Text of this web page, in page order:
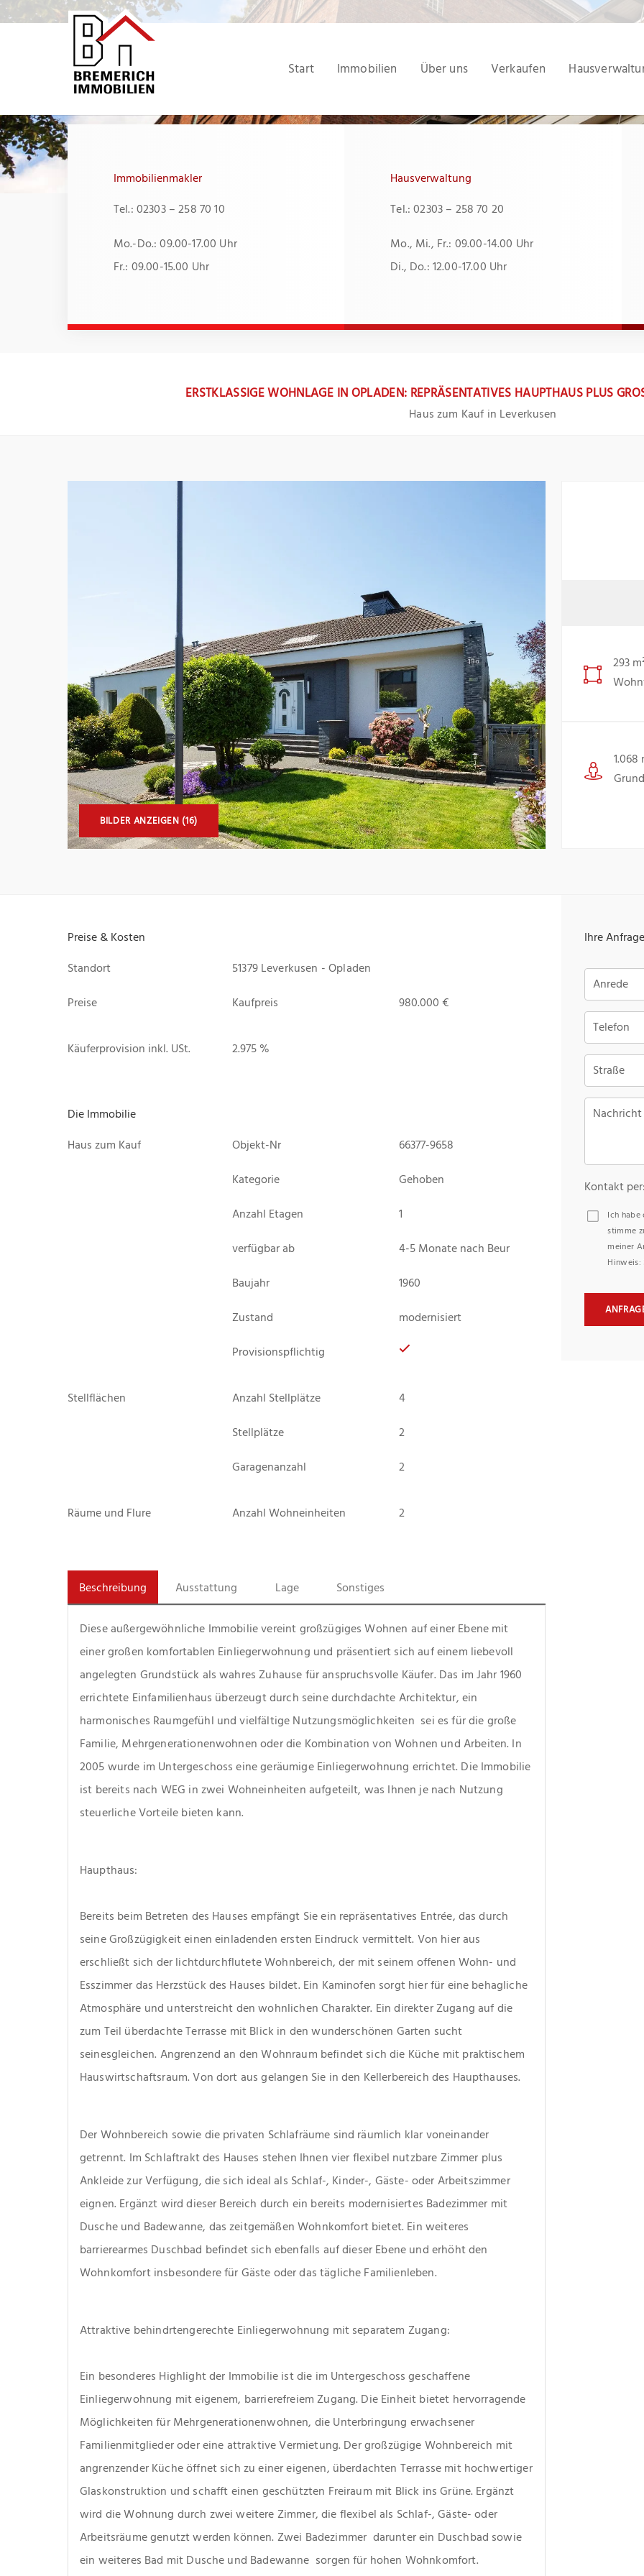
Zum
Start Immobilien Über uns Verkaufen
Immobilienmakler
Tel.: 02303 – 258 70 10
Mo.-Do.: 09.00-17.00 Uhr
Fr.: 09.00-15.00 Uhr
Hausverwaltung
Tel.: 02303 – 258 70 20
Mo., Mi., Fr.: 09.00-14.00 Uhr
Di., Do.: 12.00-17.00 Uhr
ERSTKLASSIGE WOHNLAGE IN OPLADEN: REPRÄSENTATIVES HAUPTHAUS PLUS
Haus zum Kauf in Leverkusen
BILDER ANZEIGEN (16)
293
1.068
Preise & Kosten
Standort
51379 Leverkusen - Opladen
Preise
Kaufpreis 980.000 €
Käuferprovision inkl. USt. 2.975 %
Die Immobilie
Haus zum Kauf
Objekt-Nr
66377-9658
Kategorie
Gehoben
Anzahl Etagen
1
verfügbar ab
4-5 Monate nach Beur
Baujahr
1960
Zustand
modernisiert
Provisionspflichtig
Stellflächen Anzahl Stellplätze
4
Stellplätze
2
Garagenanzahl
2
Räume und Flure Anzahl Wohneinheiten 2
Beschreibung Ausstattung Lage Sonstiges
Diese außergewöhnliche Immobilie vereint großzügiges Wohnen auf einer Ebene mit
einer großen komfortablen Einliegerwohnung und präsentiert sich auf einem liebevoll
angelegten Grundstück als wahres Zuhause für anspruchsvolle Käufer. Das im Jahr 1960
errichtete Einfamilienhaus überzeugt durch seine durchdachte Architektur, ein
harmonisches Raumgefühl und vielfältige Nutzungsmöglichkeiten  sei es für die große
Familie, Mehrgenerationenwohnen oder die Kombination von Wohnen und Arbeiten. In
2005 wurde im Untergeschoss eine geräumige Einliegerwohnung errichtet. Die Immobilie
ist bereits nach WEG in zwei Wohneinheiten aufgeteilt, was Ihnen je nach Nutzung
steuerliche Vorteile bieten kann.
Haupthaus:
Bereits beim Betreten des Hauses empfängt Sie ein repräsentatives Entrée, das durch
seine Großzügigkeit einen einladenden ersten Eindruck vermittelt. Von hier aus
erschließt sich der lichtdurchflutete Wohnbereich, der mit seinem offenen Wohn- und
Esszimmer das Herzstück des Hauses bildet. Ein Kaminofen sorgt hier für eine behagliche
Atmosphäre und unterstreicht den wohnlichen Charakter. Ein direkter Zugang auf die
zum Teil überdachte Terrasse mit Blick in den wunderschönen Garten sucht
seinesgleichen. Angrenzend an den Wohnraum befindet sich die Küche mit praktischem
Hauswirtschaftsraum. Von dort aus gelangen Sie in den Kellerbereich des Haupthauses.
Der Wohnbereich sowie die privaten Schlafräume sind räumlich klar voneinander
getrennt. Im Schlaftrakt des Hauses stehen Ihnen vier flexibel nutzbare Zimmer plus
Ankleide zur Verfügung, die sich ideal als Schlaf-, Kinder-, Gäste- oder Arbeitszimmer
eignen. Ergänzt wird dieser Bereich durch ein bereits modernisiertes Badezimmer mit
Dusche und Badewanne, das zeitgemäßen Wohnkomfort bietet. Ein weiteres
barrierearmes Duschbad befindet sich ebenfalls auf dieser Ebene und erhöht den
Wohnkomfort insbesondere für Gäste oder das tägliche Familienleben.
Attraktive behindrtengerechte Einliegerwohnung mit separatem Zugang:
Ein besonderes Highlight der Immobilie ist die im Untergeschoss geschaffene
Einliegerwohnung mit eigenem, barrierefreiem Zugang. Die Einheit bietet hervorragende
Möglichkeiten für Mehrgenerationenwohnen, die Unterbringung erwachsener
Familienmitglieder oder eine attraktive Vermietung. Der großzügige Wohnbereich mit
angrenzender Küche öffnet sich zu einer eigenen, überdachten Terrasse mit hochwertiger
Glaskonstruktion und schafft einen geschützten Freiraum mit Blick ins Grüne. Ergänzt
wird die Wohnung durch zwei weitere Zimmer, die flexibel als Schlaf-, Gäste- oder
Arbeitsräume genutzt werden können. Zwei Badezimmer  darunter ein Duschbad sowie
ein weiteres Bad mit Dusche und Badewanne  sorgen für hohen Wohnkomfort.
Ihre Anfrage
Anrede
Telefon
Straße
Nachricht
Kontakt per:
Ich habe
stimme
meiner